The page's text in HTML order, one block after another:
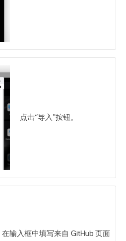
点击“导入”按钮。
在输入框中填写来自 GitHub 页面